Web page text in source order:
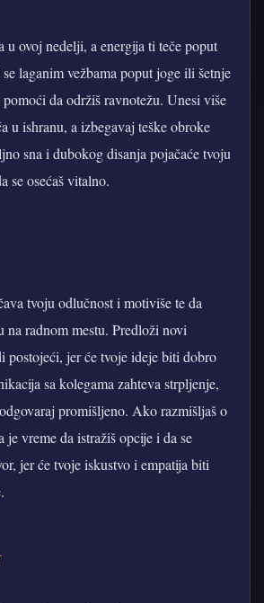
u ovoj nedelji, a energija ti teče poput
laganim vežbama poput joge ili šetnje
da održiš ravnotežu. Unesi više
u ishranu, a izbegavaj teške obroke
sna i dubokog disanja pojačaće tvoju
se osećaš vitalno.
tvoju odlučnost i motiviše te da
na radnom mestu. Predloži novi
postojeći, jer će tvoje ideje biti dobro
sa kolegama zahteva strpljenje,
promišljeno. Ako razmišljaš o
je vreme da istražiš opcije i da se
jer će tvoje iskustvo i empatija biti